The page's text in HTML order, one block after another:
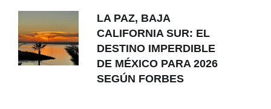
LA PAZ, BAJA
CALIFORNIA SUR: EL
DESTINO IMPERDIBLE
DE MÉXICO PARA 2026
SEGÚN FORBES